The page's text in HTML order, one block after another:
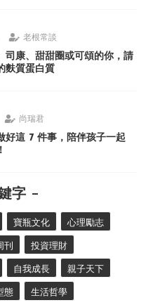
老根常談
司康、甜甜圈或可頌的你，請
麩質蛋白質
尚瑞君
好這 7 件事，陪伴孩子一起
字
寶瓶文化 心理勵志
刊 投資理財
自我成長 親子天下
態 生活哲學